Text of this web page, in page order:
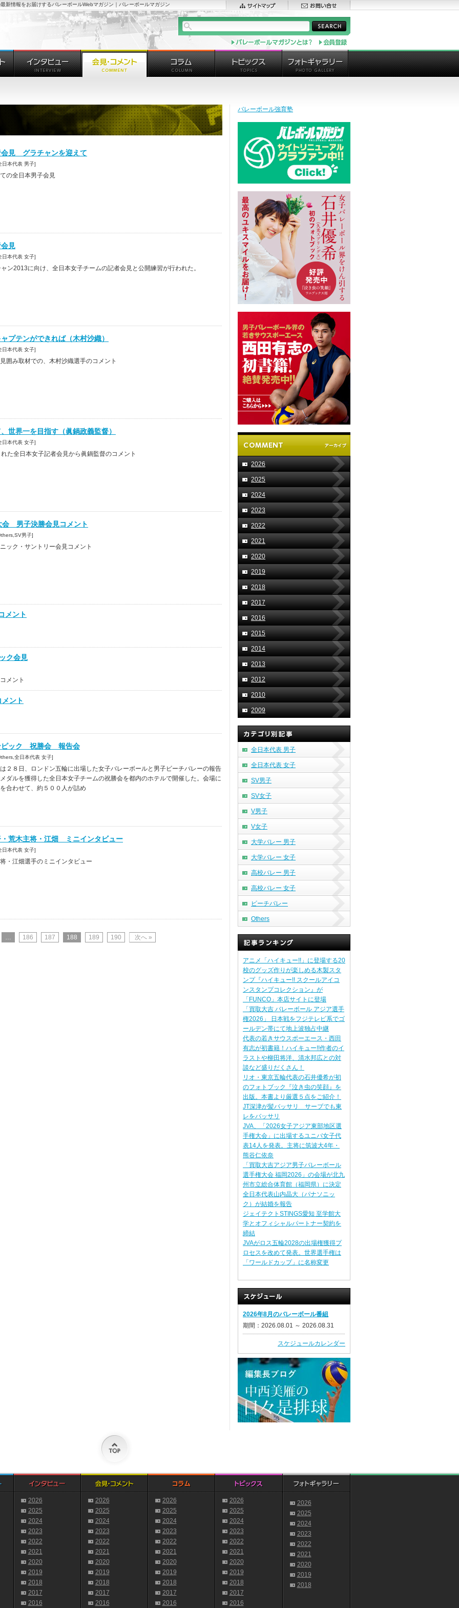
新情報をお届けするバレーボールWebマガジン｜バレーボールマガジン
会見 グラチャンを迎えて
本代表 男子]
の全日本男子会見
見
本代表 女子]
ン2013に向け、全日本女子チームの記者会見と公開練習が行われた。
ャプテンができれば（木村沙織）
日本代表 女子]
囲み取材での、木村沙織選手のコメント
、世界一を目指す（眞鍋政義監督）
日本代表 女子]
れた全日本女子記者会見から眞鍋監督のコメント
会 男子決勝会見コメント
男子]
ック・サントリー会見コメント
メント
ク会見
メント
ント
ピック 祝勝会 報告会
全日本代表 女子]
２８日、ロンドン五輪に出場した女子バレーボールと男子ビーチバレーの報告
ダルを獲得した全日本女子チームの祝勝会を都内のホテルで開催した。会場に
合わせて、約５００人が詰め
荒木主将・江畑 ミニインタビュー
日本代表 女子]
将・江畑選手のミニインタビュー
… 186 187 188 189 190 次へ »
バレーボール強育塾
2026
2025
2024
2023
2022
2021
2020
2019
2018
2017
2016
2015
2014
2013
2012
2010
2009
全日本代表 男子
全日本代表 女子
SV男子
SV女子
V男子
V女子
大学バレー 男子
大学バレー 女子
高校バレー 男子
高校バレー 女子
ビーチバレー
Others
アニメ「ハイキュー!!」に登場する20
校のグッズ作りが楽しめる木製スタ
ンプ『ハイキュー!! スクールアイコ
ンスタンプコレクション』が
「FUNCO」本店サイトに登場
「買取大吉 バレーボール アジア選手
権2026」 日本戦をフジテレビ系でゴ
ールデン帯にて地上波独占中継
代表の若きサウスポーエース・西田
有志が初書籍！ハイキュー!!作者のイ
ラストや柳田将洋、清水邦広との対
談など盛りだくさん！
リオ・東京五輪代表の石井優希が初
のフォトブック『泣き虫の笑顔』を
出版。本書より厳選５点をご紹介！
JT深津が髪バッサリ サーブでも東
レをバッサリ
JVA、「2026女子アジア東部地区選
手権大会」に出場するユニバ女子代
表14人を発表。主将に筑波大4年・
熊谷仁依奈
「買取大吉アジア男子バレーボール
選手権大会 福岡2026」の会場が北九
州市立総合体育館（福岡県）に決定
全日本代表山内晶大（パナソニッ
ク）が結婚を報告
ジェイテクトSTINGS愛知 至学館大
学とオフィシャルパートナー契約を
締結
JVAがロス五輪2028の出場権獲得プ
ロセスを改めて発表。世界選手権は
「ワールドカップ」に名称変更
2026年8月のバレーボール番組
期間：2026.08.01 ～ 2026.08.31
スケジュールカレンダー
2026
2025
2024
2023
2022
2021
2020
2019
2018
2017
2016
2026
2025
2024
2023
2022
2021
2020
2019
2018
2017
2016
2026
2025
2024
2023
2022
2021
2020
2019
2018
2017
2016
2026
2025
2024
2023
2022
2021
2020
2019
2018
2017
2016
2026
2025
2024
2023
2022
2021
2020
2019
2018